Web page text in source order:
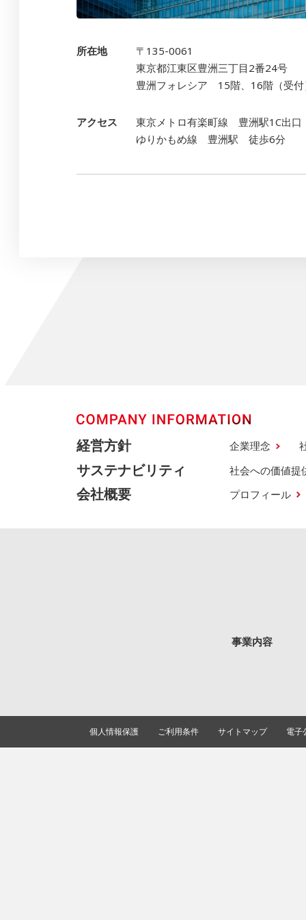
所在地
〒135-0061
東京都江東区豊洲三丁目2番24号
豊洲フォレシア 15階、16階（受付
アクセス
東京メトロ有楽町線 豊洲駅1C出
ゆりかもめ線 豊洲駅 徒歩6分
経営方針 企業理念
サステナビリティ 社会への価値提
会社概要 プロフィール
事業内容
個人情報保護 ご利用条件 サイトマップ 電子